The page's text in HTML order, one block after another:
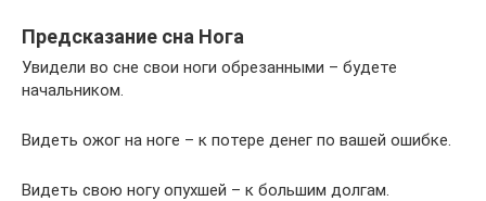
Предсказание сна Нога
Увидели во сне свои ноги обрезанными – будете
начальником.
Видеть ожог на ноге – к потере денег по вашей ошибке.
Видеть свою ногу опухшей – к большим долгам.